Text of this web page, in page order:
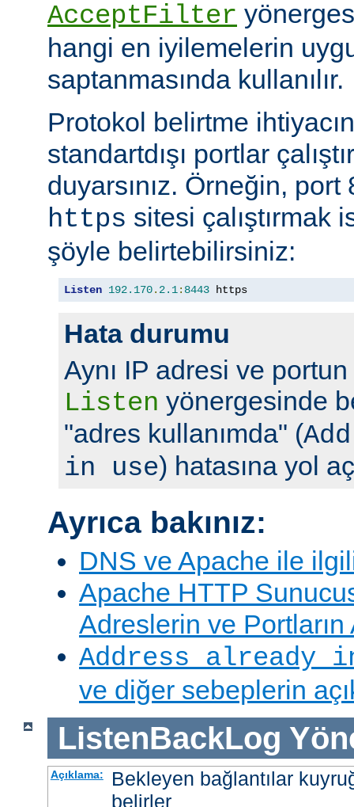
AcceptFilter
hangi en iyilemelerin
saptanmasında kullanılır.
Protokol belirtme
standartdışı portlar
duyarsınız. Örneğin,
https sitesi çalıştırmak
şöyle belirtebilirsiniz:
Listen 192.170. 2.1: 8443 https
Hata durumu
Aynı IP adresi ve
Listen yönergesinde
"adres kullanımda" (
in use) hatasına yol
Ayrıca bakınız:
DNS ve Apache ile
Apache HTTP
Adreslerin ve Portların
Address already
ve diğer sebeplerin
ListenBackLog
Açıklama:
Bekleyen bağlantılar
belirler